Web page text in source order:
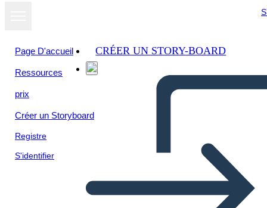
Page D'accueil
Ressources
prix
Créer un Storyboard
Registre
S'identifier
CRÉER UN STORY-BOARD